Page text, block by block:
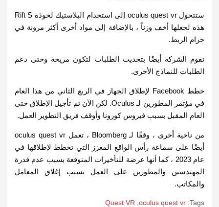
ستتحول oculus quest vr إلى استخدام البلاستيك لخوذة Rift S
هذه لجعلها أخف وزناً ، بالإضافة إلى مواد أخرى أكثر مرونة في
حزام الربط.
تقوم الشركة أيضًا بتحديث الطلبات لتكون مريحة وحتى دعم
الطلبات للنماذج الأخرى.
خطط Facebook لإطلاق الجهاز في الربع الثاني من هذا العام
في مؤتمر المطورين لـ Oculus. لكن الآن تم تأجيل الإطلاق حتى
العام المقبل بسبب فيروس كورونا وأوقف فريق التطوير العمل.
من ناحية أخرى ، وفقًا لـ Bloomberg ، تعمل oculus quest vr
أيضًا على سماعة رأس الواقع المعزز التي تخطط لإطلاقها في
عام 2023 ، كما أنها عرضة للتأخيرات المتوقعة بسبب عدم قدرة
المهندسين والمطورين على العمل بسبب إغلاق المعامل
والمكاتب.
Tags:
oculus quest vr
Quest VR